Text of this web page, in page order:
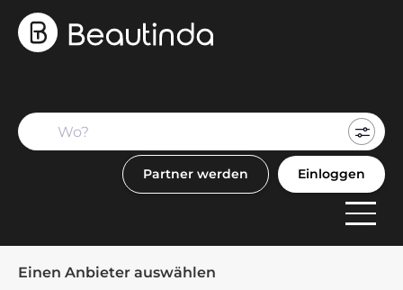
Partner werden Einloggen
Einen Anbieter auswählen